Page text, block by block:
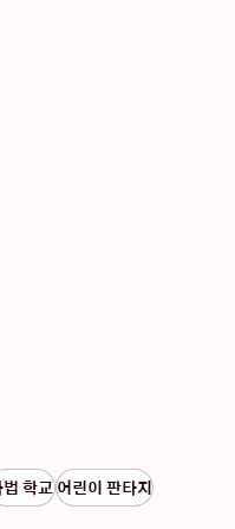
법 학교어린이 판타지